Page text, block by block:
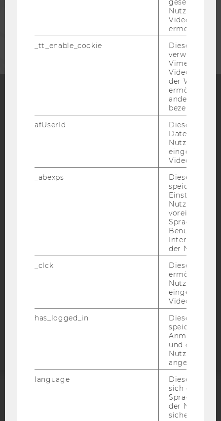
Blog
Bluesky
BARRIEREFREIHEITSERKLÄRUNG WEBSEITE
DATENSCHUTZERKLÄRUNG SOCIAL MEDIA
STUDIENBEWERBER*INNEN UND STUDIERENDE
Barrierefreiheitserklärung
gesetzt, um
Nutzung des
Videoplayers
ermöglichen
_tt_enable_cookie
Dieses
verwendet,
Vimeo-
der WU-
ermöglichen
andere nicht
bezeichnete
afUserId
Dieses
Daten von
Videos
_abexps
Dieses Cookie
speichert
Nutzer*in, zB.
Sprache,
der Nutzer*in
_clck
Dieses Cookie
ermöglicht
Nutzung des
Video Players
has_logged_in
Dieses Cookie
speichert
und ob sich
Nutzer*in
angemeldet
language
Dieses
sich die
der